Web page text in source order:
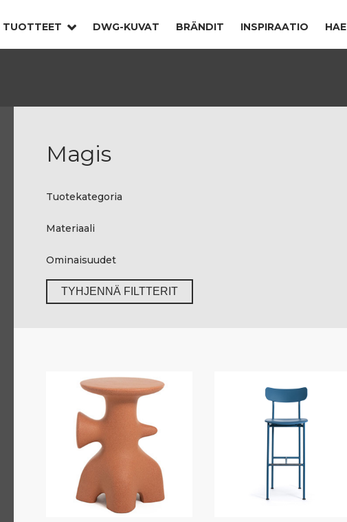
TUOTTEET DWG-KUVAT BRÄNDIT INSPIRAATIO HAE
Magis
Tuotekategoria
Materiaali
Ominaisuudet
TYHJENNÄ FILTTERIT